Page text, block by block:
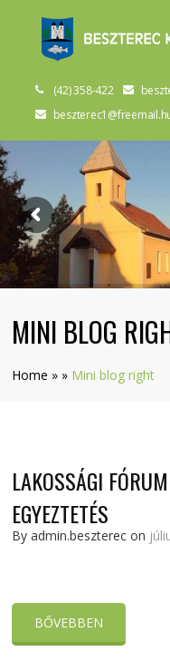
(42) 358-422
MINI BLOG
Home » » Mini blog right
LAKOSSÁGI
EGYEZTETÉS
By admin.beszterec on
BŐVEBBEN